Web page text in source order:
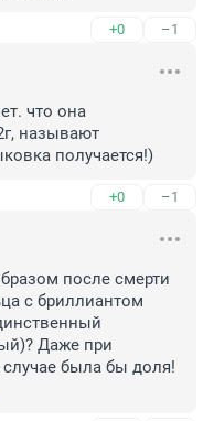
+0 –1
что она
называют
получается!)
+0 –1
после смерти
с бриллиантом
Даже при
была бы доля!